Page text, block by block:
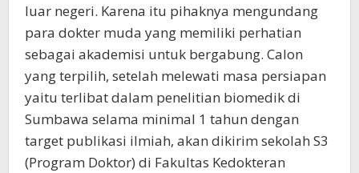
luar negeri. Karena itu pihaknya mengundang
para dokter muda yang memiliki perhatian
sebagai akademisi untuk bergabung. Calon
yang terpilih, setelah melewati masa persiapan
yaitu terlibat dalam penelitian biomedik di
Sumbawa selama minimal 1 tahun dengan
target publikasi ilmiah, akan dikirim sekolah S3
(Program Doktor) di Fakultas Kedokteran